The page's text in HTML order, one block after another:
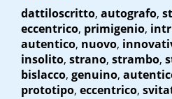
dattiloscritto, autografo,
eccentrico, primigenio,
autentico, nuovo,
insolito, strano, strambo,
bislacco, genuino,
prototipo, eccentrico,